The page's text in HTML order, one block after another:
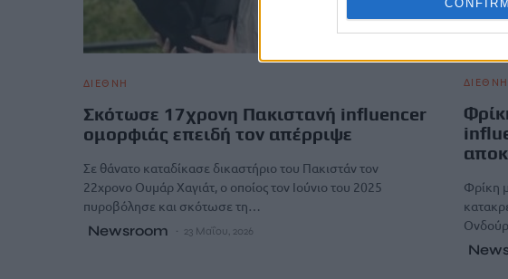
CONFIRM
ΔΙΕΘΝΗ
Σκότωσε 17χρονη Πακιστανή influencer
ομορφιάς επειδή τον απέρριψε
Σε θάνατο καταδίκασε δικαστήριο του Πακιστάν τον
22χρονο Ουμάρ Χαγιάτ, ο οποίος τον Ιούνιο του 2025
πυροβόλησε και σκότωσε τη…
Newsroom 23 Μαΐου, 2026
ΔΙΕΘΝΗ
Φρίκη